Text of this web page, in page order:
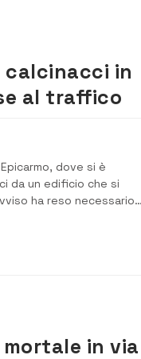
calcinacci in
al traffico
dove si è
da un edificio che si
ha reso necessario
nel tratto
in via